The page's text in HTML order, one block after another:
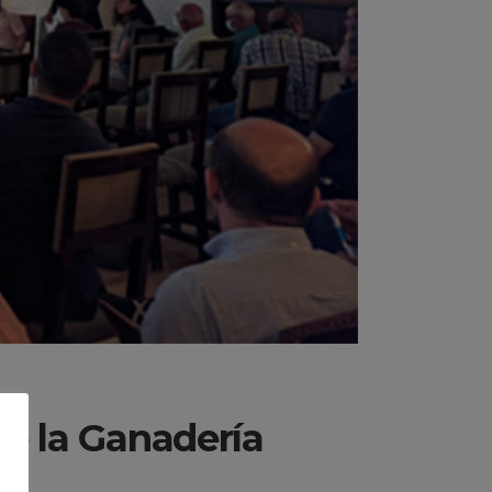
la Ganadería